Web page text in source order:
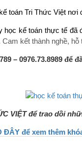
toán Tri Thức Việt nơi
kế toán thực tế đã
Cam kết thành nghề,
– 0976.73.8989 để
VIỆT để trao dồi
ĐÂY để xem thêm